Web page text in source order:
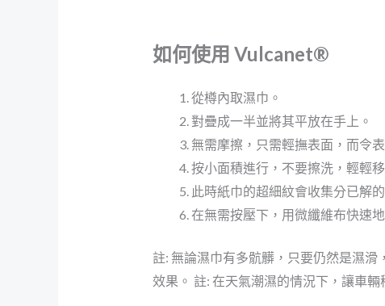
如何使用 Vulcanet®
從樽內取濕巾。
對疊成一半並將其平放在手上。
無需摩擦，只需輕撫表面，而令
按小面積進行，不要擦洗，輕輕移
此時紙巾的超細紋會收集分已解
在無需按壓下，用微纖維布快速
註: 無論濕巾有多骯髒，只要仍然是濕
效果。 註: 在天氣潮濕的情況下，讓車